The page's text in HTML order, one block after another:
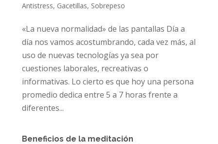
Antistress, Gacetillas, Sobrepeso
«La nueva normalidad» de las pantallas Día a
día nos vamos acostumbrando, cada vez más, al
uso de nuevas tecnologías ya sea por
cuestiones laborales, recreativas o
informativas. Lo cierto es que hoy una persona
promedio dedica entre 5 a 7 horas frente a
diferentes...
Beneficios de la meditación